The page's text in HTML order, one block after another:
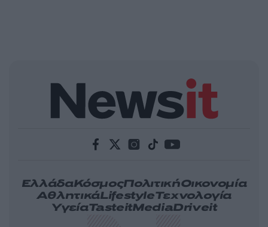
ΕλλάδαΚόσμοςΠολιτικήΟικονομία
ΑθλητικάLifestyleΤεχνολογία
ΥγείαTasteitMediaDriveit